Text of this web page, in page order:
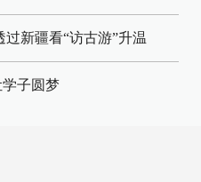
新疆看“访古游”升温
学子圆梦